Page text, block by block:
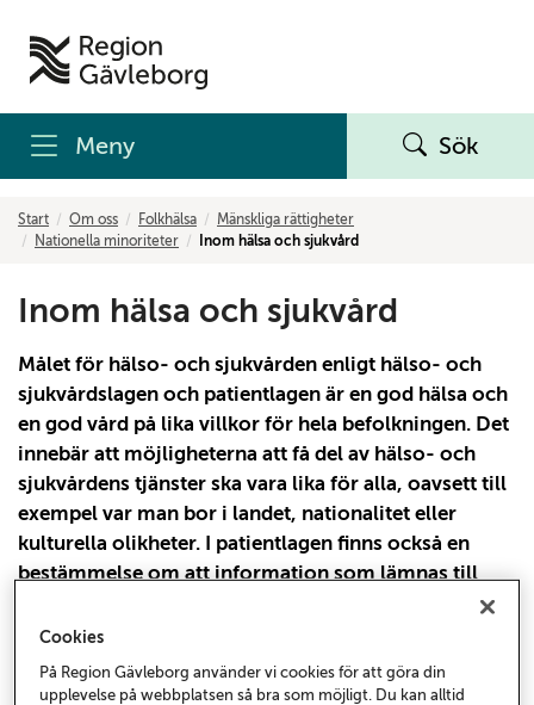
Meny Sök
Start Om oss Folkhälsa
Mänskliga rättigheter
Nationella minoriteter
Inom hälsa och sjukvård
Inom hälsa och sjukvård
Målet för hälso- och sjukvården enligt hälso- och
sjukvårdslagen och patientlagen är en god hälsa och
en god vård på lika villkor för hela befolkningen. Det
innebär att möjligheterna att få del av hälso- och
sjukvårdens tjänster ska vara lika för alla, oavsett till
exempel var man bor i landet, nationalitet eller
kulturella olikheter. I patientlagen finns också en
bestämmelse om att information som lämnas till
patienten ska anpassas till patientens ålder, mognad,
erfarenhet, språkliga bakgrund och andra
individuella förutsättningar.
Cookies
På Region Gävleborg använder vi cookies för att göra din
upplevelse på webbplatsen så bra som möjligt. Du kan alltid